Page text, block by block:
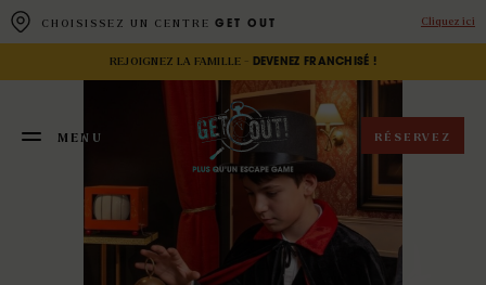
CHOISISSEZ UN CENTRE GET OUT Cliquez ici
REJOIGNEZ LA FAMILLE - DEVENEZ FRANCHISÉ !
MENU
RÉSERVEZ
Panneau de gestion des cookies